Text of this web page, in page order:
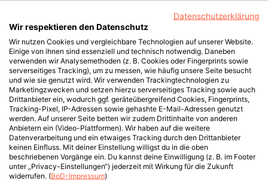
Datenschutzerklärung
Wir respektieren den Datenschutz
Wir nutzen Cookies und vergleichbare Technologien auf unserer Website.
Einige von ihnen sind essenziell und technisch notwendig. Daneben
verwenden wir Analysemethoden (z. B. Cookies oder Fingerprints sowie
serverseitiges Tracking), um zu messen, wie häufig unsere Seite besucht
und wie sie genutzt wird. Wir verwenden Trackingtechnologien zu
Marketingzwecken und setzen hierzu serverseitiges Tracking sowie auch
Drittanbieter ein, wodurch ggf. geräteübergreifend Cookies, Fingerprints,
Tracking-Pixel, IP-Adressen sowie gehashte E-Mail-Adressen genutzt
werden. Auf unserer Seite betten wir zudem Drittinhalte von anderen
Anbietern ein (Video-Plattformen). Wir haben auf die weitere
Datenverarbeitung und ein etwaiges Tracking durch den Drittanbieter
keinen Einfluss. Mit deiner Einstellung willigst du in die oben
beschriebenen Vorgänge ein. Du kannst deine Einwilligung (z. B. im Footer
unter „Privacy-Einstellungen“) jederzeit mit Wirkung für die Zukunft
widerrufen. (BoD-Impressum)